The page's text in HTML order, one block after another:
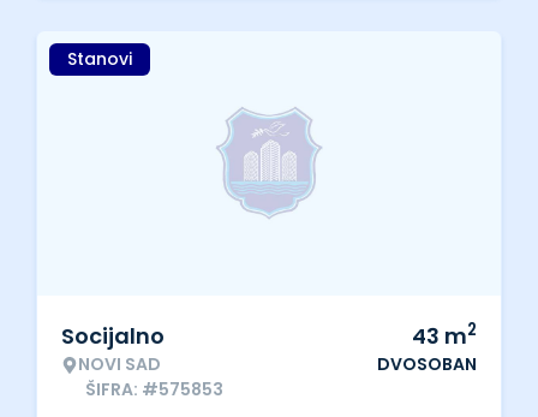
Stanovi
Socijalno
NOVI SAD
ŠIFRA: #575853
43 m2
DVOSOBAN